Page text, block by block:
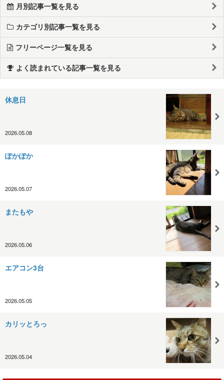
月別記事一覧を見る
カテゴリ別記事一覧を見る
フリーページ一覧を見る
よく読まれている記事一覧を見る
休息日
2026.05.08
ぽかぽか
2026.05.07
またもや
2026.05.06
エアコン3台
2026.05.05
カリッとろっ
2026.05.04